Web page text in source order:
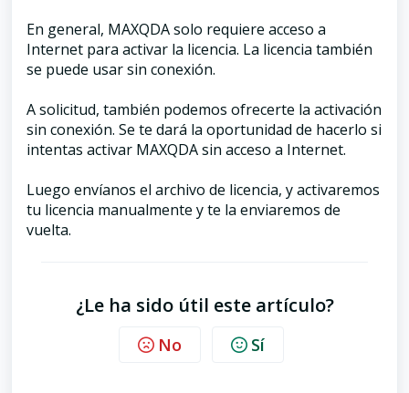
En general, MAXQDA solo requiere acceso a
Internet para activar la licencia. La licencia también
se puede usar sin conexión.
A solicitud, también podemos ofrecerte la activación
sin conexión. Se te dará la oportunidad de hacerlo si
intentas activar MAXQDA sin acceso a Internet.
Luego envíanos el archivo de licencia, y activaremos
tu licencia manualmente y te la enviaremos de
vuelta.
¿Le ha sido útil este artículo?
No Sí